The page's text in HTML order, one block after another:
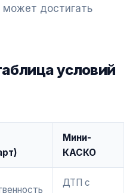
может достигать
условий
Мини-
КАСКО
ДТП с